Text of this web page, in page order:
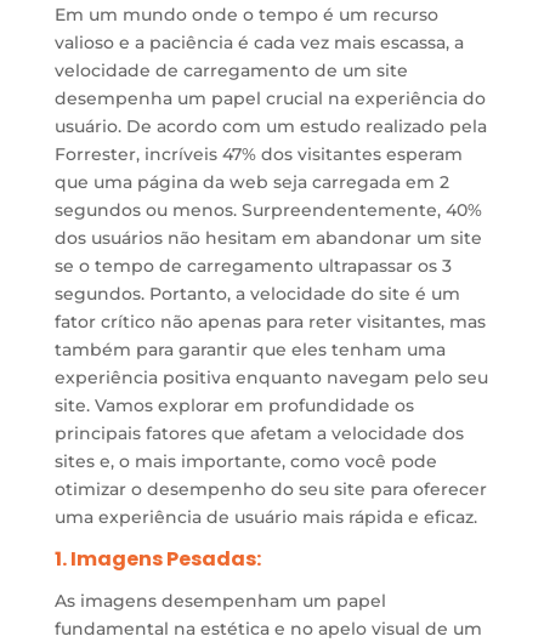
Em um mundo onde o tempo é um recurso
valioso e a paciência é cada vez mais escassa, a
velocidade de carregamento de um site
desempenha um papel crucial na experiência do
usuário. De acordo com um estudo realizado pela
Forrester, incríveis 47% dos visitantes esperam
que uma página da web seja carregada em 2
segundos ou menos. Surpreendentemente, 40%
dos usuários não hesitam em abandonar um site
se o tempo de carregamento ultrapassar os 3
segundos. Portanto, a velocidade do site é um
fator crítico não apenas para reter visitantes, mas
também para garantir que eles tenham uma
experiência positiva enquanto navegam pelo seu
site. Vamos explorar em profundidade os
principais fatores que afetam a velocidade dos
sites e, o mais importante, como você pode
otimizar o desempenho do seu site para oferecer
uma experiência de usuário mais rápida e eficaz.
1. Imagens Pesadas:
As imagens desempenham um papel
fundamental na estética e no apelo visual de um